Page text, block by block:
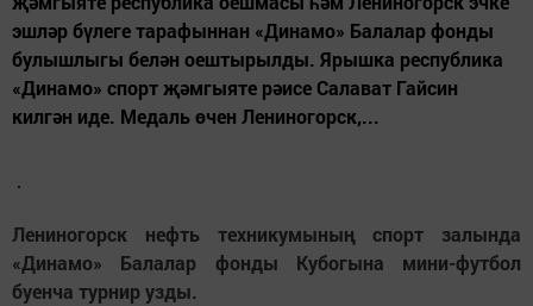
эшләр бүлеге тарафыннан «Динамо» Балалар фонды
булышлыгы белән оештырылды. Ярышка республика
«Динамо» спорт җәмгыяте рәисе Салават Гайсин
килгән иде. Медаль өчен Лениногорск,...
Лениногорск нефть техникумының спорт залында
«Динамо» Балалар фонды Кубогына мини-футбол
буенча турнир узды.